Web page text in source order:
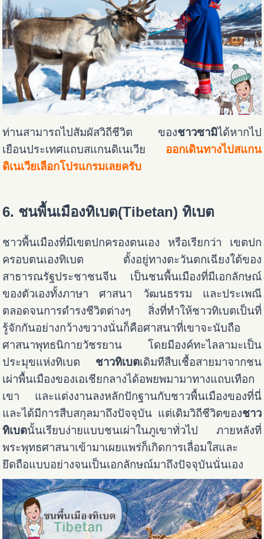
ท่านสามารถไปสัมผัสวิถีชีวิต ของชาวซามิได้หากไป
เยือนประเทศแถบสแกนดิเนเวีย ออกเดินทางไปสแกน
ดิเนเวียเลือกโปรแกรมเลยครับ
6. ชนพื้นเมืองทิเบต(Tibetan) ทิเบต
ชาวพื้นเมืองที่มีเขตปกครองตนเอง หรือเรียกว่า เขตปก
ครอบตนเองทิเบต ตั้งอยู่ทางตะวันตกเฉียงใต้ของ
สาธารณรัฐประชาชนจีน เป็นชนพื้นเมืองที่มีเอกลักษณ์
ของตัวเองทั้งภาษา ศาสนา วัฒนธรรม และประเพณี
ตลอดจนการดำรงชีวิตต่างๆ สิ่งที่ทำให้ชาวทิเบตเป็นที่
รู้จักกันอย่างกว้างขวางนั่นก็คือศาสนาที่เขาจะนับถือ
ศาสนาพุทธนิกายวัชรยาน โดยมีองค์ทะไลลามะเป็น
ประมุขแห่งทิเบต ชาวทิเบตเดิมทีสืบเชื้อสายมาจากชน
เผ่าพื้นเมืองของเอเชียกลางได้อพยพมามาทางแถบเทือก
เขา และแต่งงานลงหลักปักฐานกับชาวพื้นเมืองของที่นี่
และได้มีการสืบสกุลมาถึงปัจจุบัน แต่เดิมวิถีชีวิตของชาว
ทิเบตนั้นเรียบง่ายแบบชนเผ่าในภูเขาทั่วไป ภายหลังที่
พระพุทธศาสนาเข้ามาเผยแพร่ก็เกิดการเลื่อมใสและ
ยึดถือแบบอย่างจนเป็นเอกลักษณ์มาถึงปัจจุบันนั่นเอง